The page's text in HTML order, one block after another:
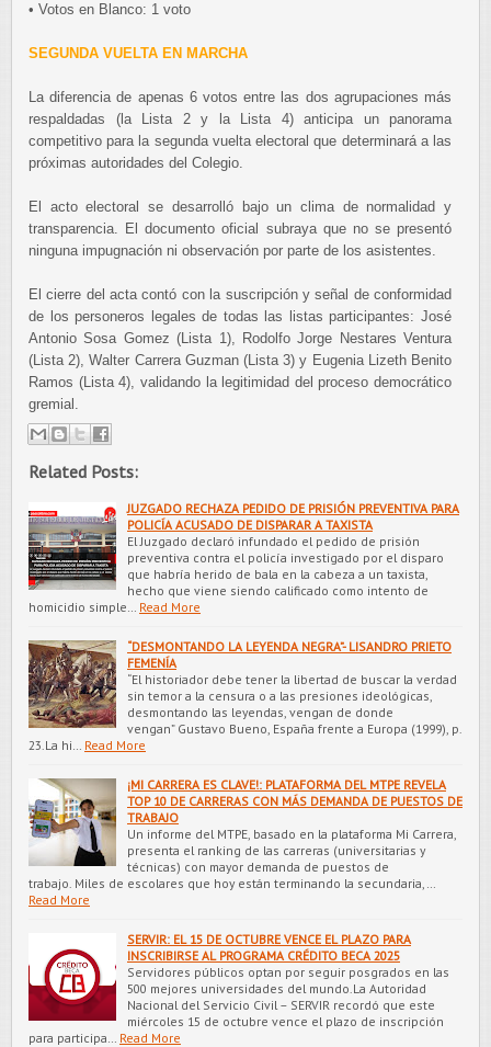
• Votos en Blanco: 1 voto
SEGUNDA VUELTA EN MARCHA
La diferencia de apenas 6 votos entre las dos agrupaciones más
respaldadas (la Lista 2 y la Lista 4) anticipa un panorama
competitivo para la segunda vuelta electoral que determinará a las
próximas autoridades del Colegio.
El acto electoral se desarrolló bajo un clima de normalidad y
transparencia. El documento oficial subraya que no se presentó
ninguna impugnación ni observación por parte de los asistentes.
El cierre del acta contó con la suscripción y señal de conformidad
de los personeros legales de todas las listas participantes: José
Antonio Sosa Gomez (Lista 1), Rodolfo Jorge Nestares Ventura
(Lista 2), Walter Carrera Guzman (Lista 3) y Eugenia Lizeth Benito
Ramos (Lista 4), validando la legitimidad del proceso democrático
gremial.
Related Posts:
JUZGADO RECHAZA PEDIDO DE PRISIÓN PREVENTIVA PARA
POLICÍA ACUSADO DE DISPARAR A TAXISTA
El Juzgado declaró infundado el pedido de prisión
preventiva contra el policía investigado por el disparo
que habría herido de bala en la cabeza a un taxista,
hecho que viene siendo calificado como intento de
homicidio simple…
Read More
“DESMONTANDO LA LEYENDA NEGRA”- LISANDRO PRIETO
FEMENÍA
“El historiador debe tener la libertad de buscar la verdad
sin temor a la censura o a las presiones ideológicas,
desmontando las leyendas, vengan de donde
vengan” Gustavo Bueno, España frente a Europa (1999), p.
23.La hi…
Read More
¡MI CARRERA ES CLAVE!: PLATAFORMA DEL MTPE REVELA
TOP 10 DE CARRERAS CON MÁS DEMANDA DE PUESTOS DE
TRABAJO
Un informe del MTPE, basado en la plataforma Mi Carrera,
presenta el ranking de las carreras (universitarias y
técnicas) con mayor demanda de puestos de
trabajo. Miles de escolares que hoy están terminando la secundaria,…
Read More
SERVIR: EL 15 DE OCTUBRE VENCE EL PLAZO PARA
INSCRIBIRSE AL PROGRAMA CRÉDITO BECA 2025
Servidores públicos optan por seguir posgrados en las
500 mejores universidades del mundo.La Autoridad
Nacional del Servicio Civil – SERVIR recordó que este
miércoles 15 de octubre vence el plazo de inscripción
para participa…
Read More